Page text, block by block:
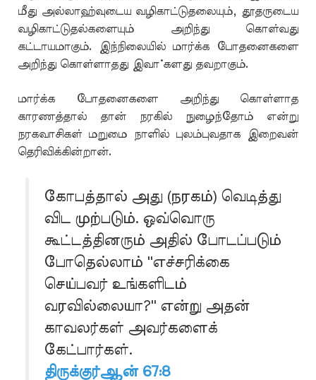
மீது அல்லாஹ்வுடைய வழிகாட்டுதலையும், தூதருடைய
வழிகாட்டுதல்களையும் அறிந்து கொள்வது
கட்டாயமாகும். இந்நிலையில் மார்க்க போதனைகளை
அறிந்து கொள்ளாதது இவா்களது தவறாகும்.
மார்க்க போதனைகளை அறிந்து கொள்ளாத
காரணத்தால் தான் நரகில் நுழைந்தோம் என்று
நரகவாசிகள் மறுமை நாளில் புலம்புவதாக இறைவன்
தெரிவிக்கின்றான்.
கோபத்தால் அது (நரகம்) வெடித்து
விட முற்படும். ஒவ்வொரு
கூட்டத்தினரும் அதில் போடப்படும்
போதெல்லாம் ''எச்சரிக்கை
செய்பவர் உங்களிடம்
வரவில்லையா?'' என்று அதன்
காவலர்கள் அவர்களைக்
கேட்பார்கள்.
திருக்குர்ஆன் 67:8